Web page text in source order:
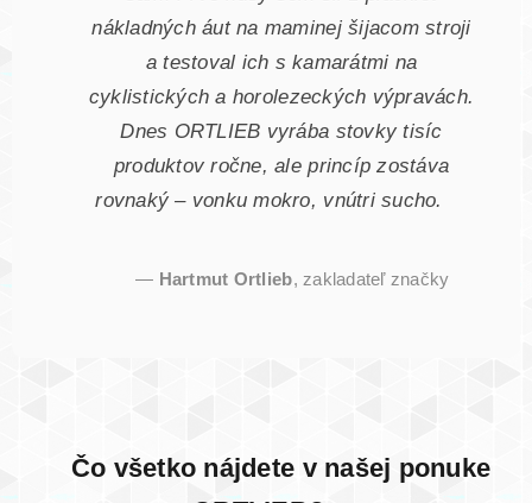
nákladných áut na maminej šijacom stroji
a testoval ich s kamarátmi na
cyklistických a horolezeckých výpravách.
Dnes ORTLIEB vyrába stovky tisíc
produktov ročne, ale princíp zostáva
rovnaký – vonku mokro, vnútri sucho.
— Hartmut Ortlieb, zakladateľ značky
Čo všetko nájdete v našej ponuke